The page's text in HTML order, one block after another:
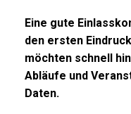
Eine gute
den ersten
möchten schnell
Abläufe und
Daten.